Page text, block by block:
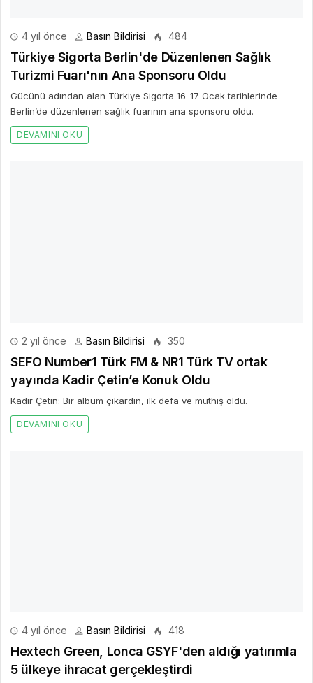
4 yıl önce Basın Bildirisi 484
Türkiye Sigorta Berlin'de Düzenlenen Sağlık
Turizmi Fuarı'nın Ana Sponsoru Oldu
Gücünü adından alan Türkiye Sigorta 16-17 Ocak tarihlerinde
Berlin’de düzenlenen sağlık fuarının ana sponsoru oldu.
DEVAMINI OKU
2 yıl önce Basın Bildirisi 350
SEFO Number1 Türk FM & NR1 Türk TV ortak
yayında Kadir Çetin’e Konuk Oldu
Kadir Çetin: Bir albüm çıkardın, ilk defa ve müthiş oldu.
DEVAMINI OKU
4 yıl önce Basın Bildirisi 418
Hextech Green, Lonca GSYF'den aldığı yatırımla
5 ülkeye ihracat gerçekleştirdi